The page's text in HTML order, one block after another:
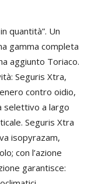
quantità”. Un
gamma completa
aggiunto Toriaco.
Seguris Xtra,
contro oidio,
selettivo a largo
Seguris Xtra
isopyrazam,
con l’azione
garantisce: